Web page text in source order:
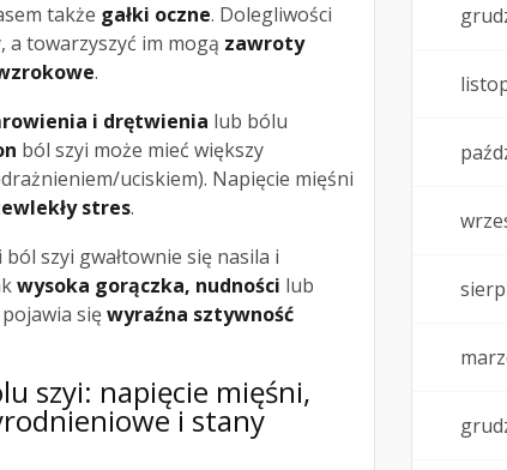
także gałki oczne. Dolegliwości
a towarzyszyć im mogą zawroty
.
i drętwienia lub bólu
ból szyi może mieć większy
uciskiem). Napięcie mięśni
stres.
szyi gwałtownie się nasila i
wysoka gorączka, nudności lub
sięwyraźna sztywność
szyi: napięcie mięśni,
i stany